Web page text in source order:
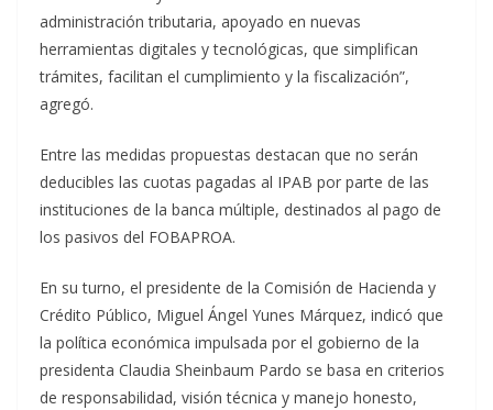
administración tributaria, apoyado en nuevas
herramientas digitales y tecnológicas, que simplifican
trámites, facilitan el cumplimiento y la fiscalización”,
agregó.
Entre las medidas propuestas destacan que no serán
deducibles las cuotas pagadas al IPAB por parte de las
instituciones de la banca múltiple, destinados al pago de
los pasivos del FOBAPROA.
En su turno, el presidente de la Comisión de Hacienda y
Crédito Público, Miguel Ángel Yunes Márquez, indicó que
la política económica impulsada por el gobierno de la
presidenta Claudia Sheinbaum Pardo se basa en criterios
de responsabilidad, visión técnica y manejo honesto,